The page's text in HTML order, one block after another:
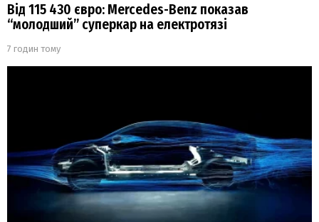
Від 115 430 євро: Mercedes-Benz показав
“молодший” суперкар на електротязі
7 годин тому